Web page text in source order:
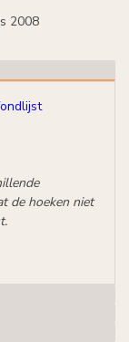
2008
de hoeken niet